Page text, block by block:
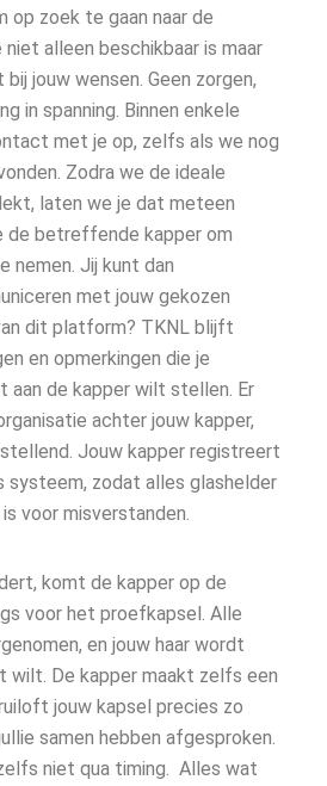
op zoek te gaan naar de
alleen beschikbaar is maar
jouw wensen. Geen zorgen,
in spanning. Binnen enkele
met je op, zelfs als we nog
Zodra we de ideale
laten we je dat meteen
de betreffende kapper om
Jij kunt dan
met jouw gekozen
dit platform? TKNL blijft
en opmerkingen die je
aan de kapper wilt stellen. Er
achter jouw kapper,
Jouw kapper registreert
systeem, zodat alles glashelder
voor misverstanden.
komt de kapper op de
voor het proefkapsel. Alle
en jouw haar wordt
wilt. De kapper maakt zelfs een
jouw kapsel precies zo
samen hebben afgesproken.
niet qua timing. Alles wat